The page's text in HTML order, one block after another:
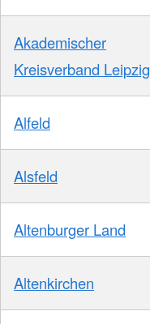
Akademischer
Kreisverband Leipzig
Alfeld
Alsfeld
Altenburger Land
Altenkirchen